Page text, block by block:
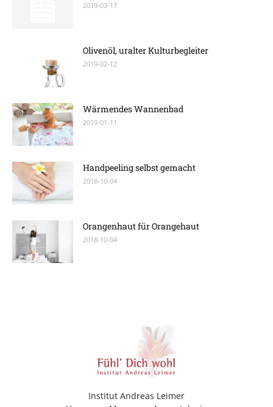
2019-03-17
Olivenöl, uralter Kulturbegleiter
2019-02-12
Wärmendes Wannenbad
2019-01-11
Handpeeling selbst gemacht
2018-10-04
Orangenhaut für Orangehaut
2018-10-04
Institut Andreas Leimer